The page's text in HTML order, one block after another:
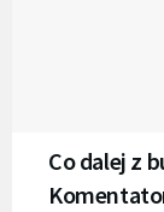
Co dalej z